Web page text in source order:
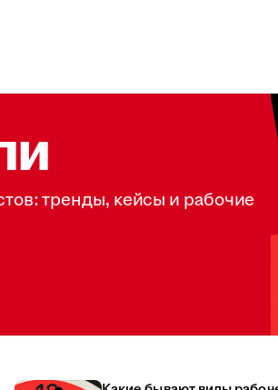
тренды, кейсы и рабочие